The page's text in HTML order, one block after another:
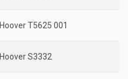
Hoover T5625 001
Hoover S3332